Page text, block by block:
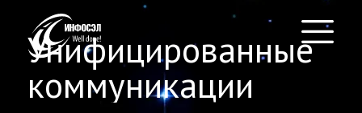
Унифицированные
коммуникации